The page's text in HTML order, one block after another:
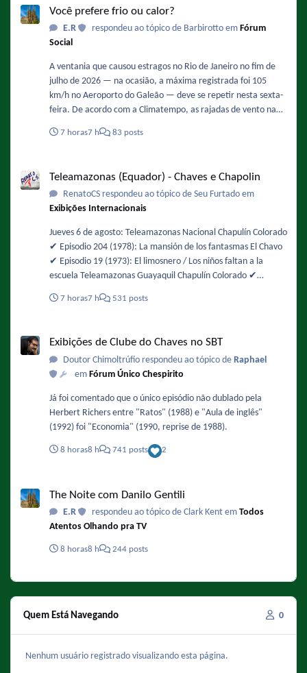
Você prefere frio ou calor?
E.R respondeu ao tópico de Barbirotto em Fórum
Social
A ventania que causou estragos no Rio de Janeiro no fim de
julho de 2026 — na ocasião, a máxima registrada foi 105
km/h no Aeroporto do Galeão — deve se repetir nesta sexta-
feira. De acordo com a Climatempo, as rajadas de vento na
com possibilidade de queda de árvores. Os ventos devem
https://oglobo.globo.com/rio/noticia/2026/08/06/rajadas-de-
vento-mais-intensas-sao-esperadas-entre-12h-e-18h-desta-
7 horas7 h 83 posts
Teleamazonas (Equador) - Chaves e Chapolin
RenatoCS respondeu ao tópico de Seu Furtado em
Exibições Internacionais
Jueves 6 de agosto: Teleamazonas Nacional Chapulín Colorado
✔️ Episodio 204 (1978): La mansión de los fantasmas El Chavo
✔️ Episodio 19 (1973): El limosnero / Los niños faltan a la
escuela Teleamazonas Guayaquil Chapulín Colorado ✔️
paralizadora El Chavo ✔️ Episodio 105 (1975): La fuente de los
7 horas7 h 531 posts
Exibições de Clube do Chaves no SBT
Doutor Chimoltrúfio respondeu ao tópico de Raphael
em Fórum Único Chespirito
Já foi comentado que o único episódio não dublado pela
Herbert Richers entre "Ratos" (1988) e "Aula de inglês"
(1992) foi "Economia" (1990, reprise de 1988).
8 horas8 h 741 posts 2
The Noite com Danilo Gentili
E.R respondeu ao tópico de Clark Kent em Todos
Atentos Olhando pra TV
8 horas8 h 244 posts
Quem Está Navegando 0
Nenhum usuário registrado visualizando esta página.